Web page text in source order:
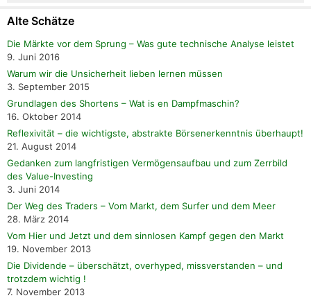
Alte Schätze
Die Märkte vor dem Sprung – Was gute technische Analyse leistet
9. Juni 2016
Warum wir die Unsicherheit lieben lernen müssen
3. September 2015
Grundlagen des Shortens – Wat is en Dampfmaschin?
16. Oktober 2014
Reflexivität – die wichtigste, abstrakte Börsenerkenntnis überhaupt!
21. August 2014
Gedanken zum langfristigen Vermögensaufbau und zum Zerrbild
des Value-Investing
3. Juni 2014
Der Weg des Traders – Vom Markt, dem Surfer und dem Meer
28. März 2014
Vom Hier und Jetzt und dem sinnlosen Kampf gegen den Markt
19. November 2013
Die Dividende – überschätzt, overhyped, missverstanden – und
trotzdem wichtig !
7. November 2013